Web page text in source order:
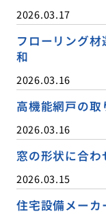
2026.03.17
フローリング
和
2026.03.16
高機能網戸の
2026.03.16
窓の形状に合
2026.03.15
住宅設備メー